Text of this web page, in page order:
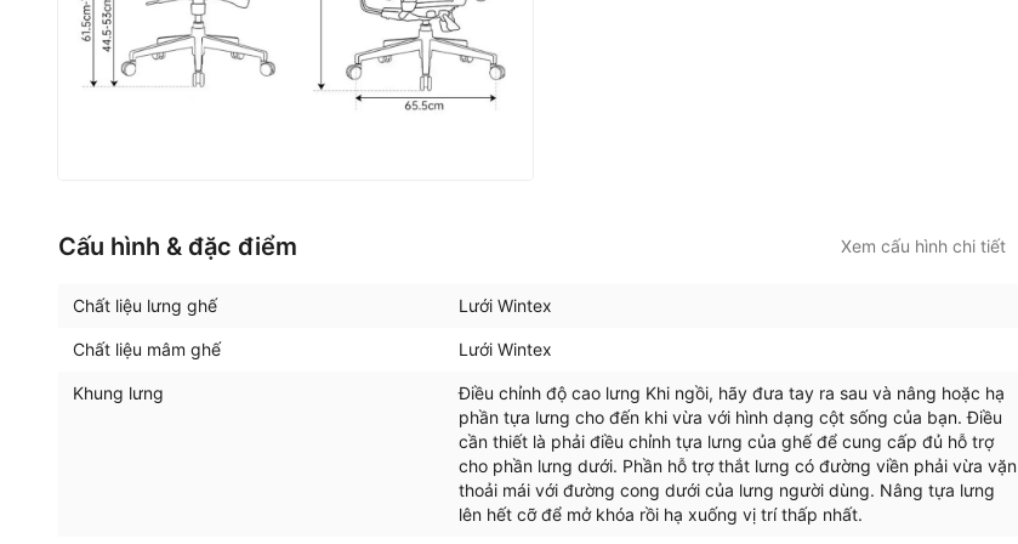
Cấu hình & đặc điểm Xem cấu hình chi tiết
Chất liệu lưng ghế Lưới Wintex
Chất liệu mâm ghế Lưới Wintex
Khung lưng
Điều chỉnh độ cao lưng Khi ngồi, hãy đưa tay ra sau và nâng hoặc hạ
phần tựa lưng cho đến khi vừa với hình dạng cột sống của bạn. Điều
cần thiết là phải điều chỉnh tựa lưng của ghế để cung cấp đủ hỗ trợ
cho phần lưng dưới. Phần hỗ trợ thắt lưng có đường viền phải vừa vặn
thoải mái với đường cong dưới của lưng người dùng. Nâng tựa lưng
lên hết cỡ để mở khóa rồi hạ xuống vị trí thấp nhất.